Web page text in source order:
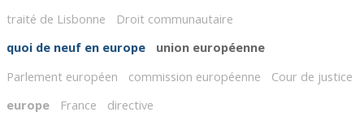
traité de Lisbonne
Droit communautaire
quoi de neuf en europe
union européenne
Parlement européen
commission européenne
Cour de justice
europe
France directive